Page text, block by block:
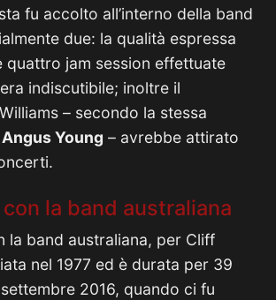
fu accolto all’interno della band
due: la qualità espressa
quattro jam session effettuate
indiscutibile; inoltre il
– secondo la stessa
Angus Young – avrebbe attirato
la band australiana
la band australiana, per Cliff
nel 1977 ed è durata per 39
2016, quando ci fu